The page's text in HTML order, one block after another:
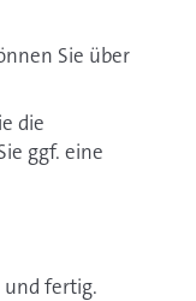
Sie über
die
ggf. eine
und fertig.